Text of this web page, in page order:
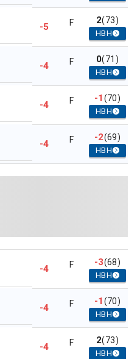
-5 F 2(73)
HBH
-4 F 0(71)
HBH
-4 F -1(70)
HBH
-4 F -2(69)
HBH
-4 F -3(68)
HBH
-4 F -1(70)
HBH
-4 F 2(73)
HBH